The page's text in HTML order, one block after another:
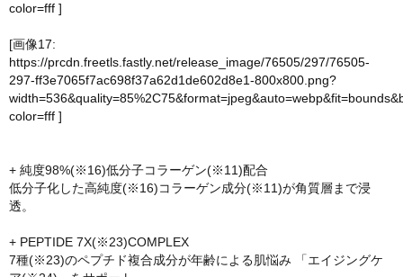
color=fff ]
[画像17:
https://prcdn.freetls.fastly.net/release_image/76505/297/76505-
297-ff3e7065f7ac698f37a62d1de602d8e1-800x800.png?
color=fff ]
+ 純度98%(※16)低分子コラーゲン(※11)配合
低分子化した高純度(※16)コラーゲン成分(※11)が角質層まで浸
透。
+ PEPTIDE 7X(※23)COMPLEX
7種(※23)のペプチド複合成分が年齢による肌悩み 「エイジングケ